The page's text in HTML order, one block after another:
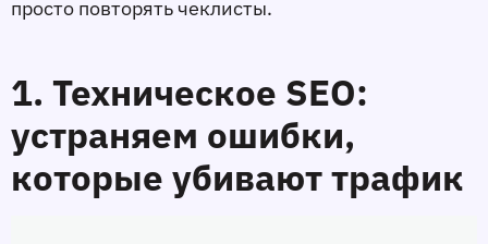
просто повторять чеклисты.
1. Техническое SEO:
устраняем ошибки,
которые убивают трафик